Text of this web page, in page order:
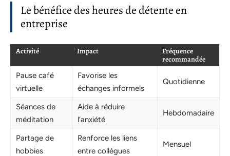
Le bénéfice des heures de détente en
entreprise
Activité Impact
Fréquence
recommandée
Pause café
virtuelle
Favorise les
échanges informels
Quotidienne
Séances de
méditation
Aide à réduire
l’anxiété
Hebdomadaire
Partage de
hobbies
Renforce les liens
entre collègues
Mensuel